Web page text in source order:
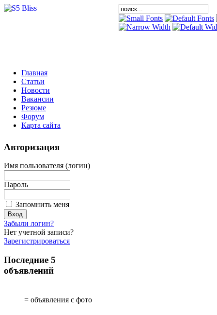
Главная
Статьи
Новости
Вакансии
Резюме
Форум
Карта сайта
Авторизация
Имя пользователя (логин)
Пароль
Запомнить меня
Забыли логин?
Нет учетной записи?
Зарегистрироваться
Последние 5
объявлений
= объявления с фото